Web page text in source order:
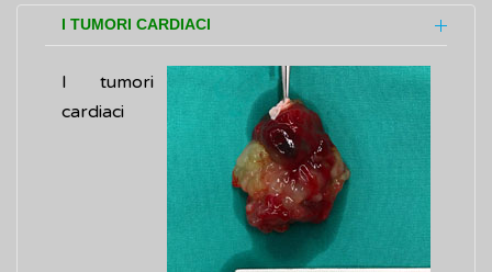
I TUMORI CARDIACI
I tumori
cardiaci